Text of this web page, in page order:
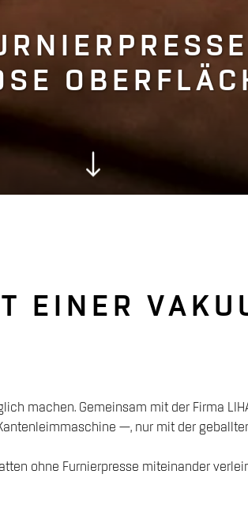
EINER
machen. Gemeinsam mit der Firma
—, nur mit der
ohne Furnierpresse miteinander